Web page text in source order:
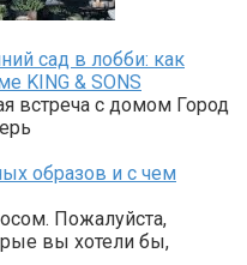
сад в лобби: как
KING & SONS
встреча с домом Город
образов и с чем
Пожалуйста,
вы хотели бы,